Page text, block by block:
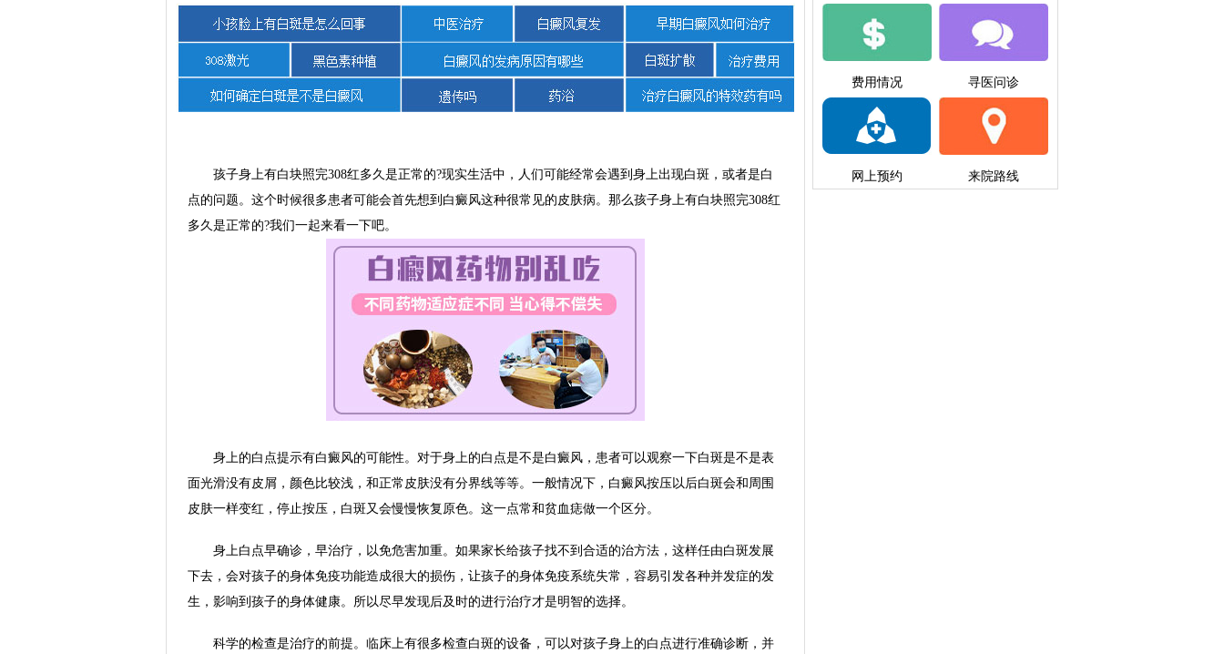
孩子身上有白块照完308红多久是正常的?现实生活中，人们可能经常会遇到身上出现白斑，或者是白
点的问题。这个时候很多患者可能会首先想到白癜风这种很常见的皮肤病。那么孩子身上有白块照完308红
多久是正常的?我们一起来看一下吧。
身上的白点提示有白癜风的可能性。对于身上的白点是不是白癜风，患者可以观察一下白斑是不是表
面光滑没有皮屑，颜色比较浅，和正常皮肤没有分界线等等。一般情况下，白癜风按压以后白斑会和周围
皮肤一样变红，停止按压，白斑又会慢慢恢复原色。这一点常和贫血痣做一个区分。
身上白点早确诊，早治疗，以免危害加重。如果家长给孩子找不到合适的治方法，这样任由白斑发展
下去，会对孩子的身体免疫功能造成很大的损伤，让孩子的身体免疫系统失常，容易引发各种并发症的发
生，影响到孩子的身体健康。所以尽早发现后及时的进行治疗才是明智的选择。
科学的检查是治疗的前提。临床上有很多检查白斑的设备，可以对孩子身上的白点进行准确诊断，并
费用情况 寻医问诊
网上预约 来院路线